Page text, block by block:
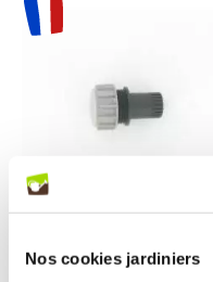
Nos cookies jardiniers